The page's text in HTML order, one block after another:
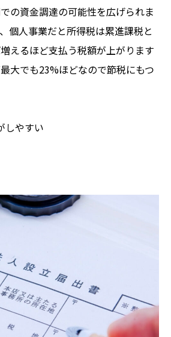
の資金調達の可能性を広げられま
個人事業だと所得税は累進課税と
えるほど支払う税額が上がります
大でも23%ほどなので節税にもつ
しやすい